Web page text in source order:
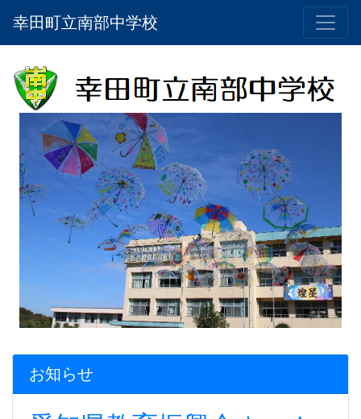
幸田町立南部中学校
お知らせ